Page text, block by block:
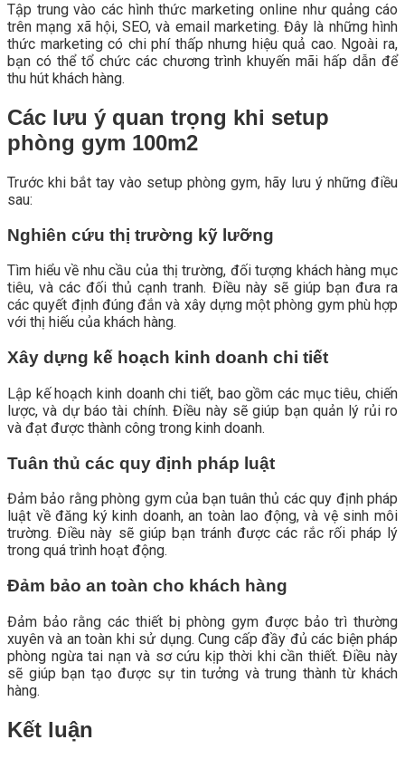
Tập trung vào các hình thức marketing online như quảng cáo
trên mạng xã hội, SEO, và email marketing. Đây là những hình
thức marketing có chi phí thấp nhưng hiệu quả cao. Ngoài ra,
bạn có thể tổ chức các chương trình khuyến mãi hấp dẫn để
thu hút khách hàng.
Các lưu ý quan trọng khi setup
phòng gym 100m2
Trước khi bắt tay vào setup phòng gym, hãy lưu ý những điều
sau:
Nghiên cứu thị trường kỹ lưỡng
Tìm hiểu về nhu cầu của thị trường, đối tượng khách hàng mục
tiêu, và các đối thủ cạnh tranh. Điều này sẽ giúp bạn đưa ra
các quyết định đúng đắn và xây dựng một phòng gym phù hợp
với thị hiếu của khách hàng.
Xây dựng kế hoạch kinh doanh chi tiết
Lập kế hoạch kinh doanh chi tiết, bao gồm các mục tiêu, chiến
lược, và dự báo tài chính. Điều này sẽ giúp bạn quản lý rủi ro
và đạt được thành công trong kinh doanh.
Tuân thủ các quy định pháp luật
Đảm bảo rằng phòng gym của bạn tuân thủ các quy định pháp
luật về đăng ký kinh doanh, an toàn lao động, và vệ sinh môi
trường. Điều này sẽ giúp bạn tránh được các rắc rối pháp lý
trong quá trình hoạt động.
Đảm bảo an toàn cho khách hàng
Đảm bảo rằng các thiết bị phòng gym được bảo trì thường
xuyên và an toàn khi sử dụng. Cung cấp đầy đủ các biện pháp
phòng ngừa tai nạn và sơ cứu kịp thời khi cần thiết. Điều này
sẽ giúp bạn tạo được sự tin tưởng và trung thành từ khách
hàng.
Kết luận